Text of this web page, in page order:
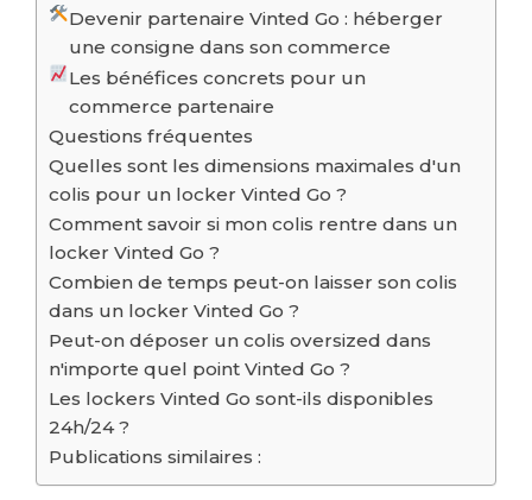
Devenir partenaire Vinted Go : héberger
une consigne dans son commerce
Les bénéfices concrets pour un
commerce partenaire
Questions fréquentes
Quelles sont les dimensions maximales d'un
colis pour un locker Vinted Go ?
Comment savoir si mon colis rentre dans un
locker Vinted Go ?
Combien de temps peut-on laisser son colis
dans un locker Vinted Go ?
Peut-on déposer un colis oversized dans
n'importe quel point Vinted Go ?
Les lockers Vinted Go sont-ils disponibles
24h/24 ?
Publications similaires :